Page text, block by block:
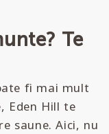
Te
fi mai mult
Eden Hill te
saune. Aici, nu